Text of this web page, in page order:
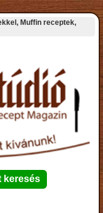
Muffin receptek,